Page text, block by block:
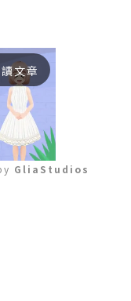
文章
GliaStudios